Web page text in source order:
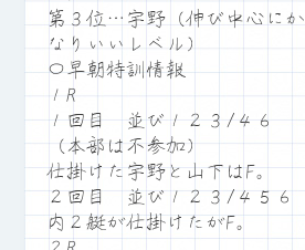
第３位…宇野（伸び中心にか
なりいいレベル）
〇早朝特訓情報
１R
１回目 並び１２３/４６
（本部は不参加）
仕掛けた宇野と山下はF。
２回目 並び１２３/４５６
内２艇が仕掛けたがF。